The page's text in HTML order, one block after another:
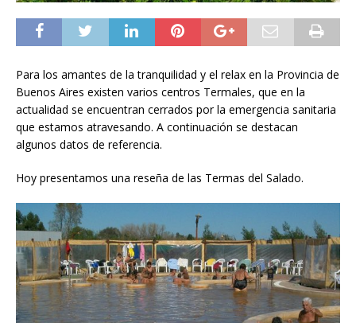
Para los amantes de la tranquilidad y el relax en la Provincia de
Buenos Aires existen varios centros Termales, que en la
actualidad se encuentran cerrados por la emergencia sanitaria
que estamos atravesando. A continuación se destacan
algunos datos de referencia.
Hoy presentamos una reseña de las Termas del Salado.